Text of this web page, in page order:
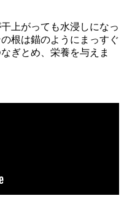
上がっても水浸しになっ
根は錨のようにまっすぐ
ぎとめ、栄養を与えま